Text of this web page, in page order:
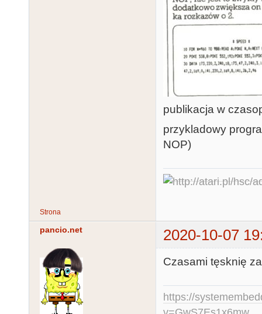
publikacja w
przykladowy
NOP)
Strona
pancio.net 2020-10-07
Czasami tęsknię
https://